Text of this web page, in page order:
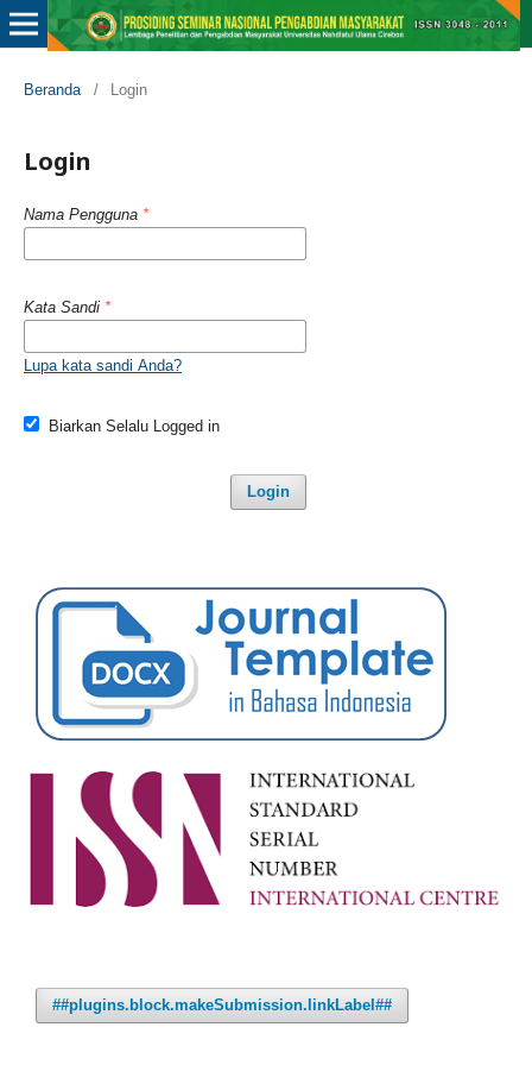
Beranda / Login
Login
Nama Pengguna *
Kata Sandi *
Lupa kata sandi Anda?
Biarkan Selalu Logged in
Login
##plugins.block.makeSubmission.linkLabel##